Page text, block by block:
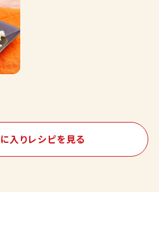
入りレシピを見る